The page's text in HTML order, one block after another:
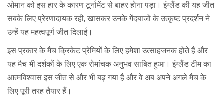
ओमान को इस हार के कारण टूर्नामेंट से बाहर होना पड़ा। इंग्लैंड की यह जीत
सबके लिए प्रेरणादायक रही, खासकर उनके गेंदबाजों के उत्कृष्ट प्रदर्शन ने
उन्हें यह महत्वपूर्ण जीत दिलाई।
इस प्रकार के मैच क्रिकेट प्रेमियों के लिए हमेशा उत्साहजनक होते हैं और
यह मैच भी दर्शकों के लिए एक रोमांचक अनुभव साबित हुआ। इंग्लैंड टीम का
आत्मविश्वास इस जीत से और भी बढ़ गया है और वे अब अपने अगले मैच के
लिए पूरी तरह तैयार हैं।